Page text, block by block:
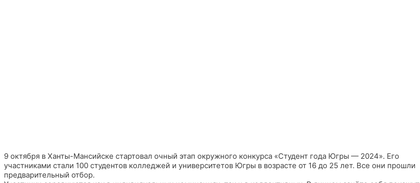
9 октября в Ханты-Мансийске стартовал очный этап окружного конкурса «Студент года Югры — 2024». Его
участниками стали 100 студентов колледжей и университетов Югры в возрасте от 16 до 25 лет. Все они прошли
предварительный отбор.